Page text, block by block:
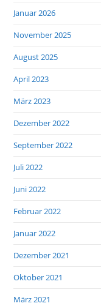
Januar 2026
November 2025
August 2025
April 2023
März 2023
Dezember 2022
September 2022
Juli 2022
Juni 2022
Februar 2022
Januar 2022
Dezember 2021
Oktober 2021
März 2021